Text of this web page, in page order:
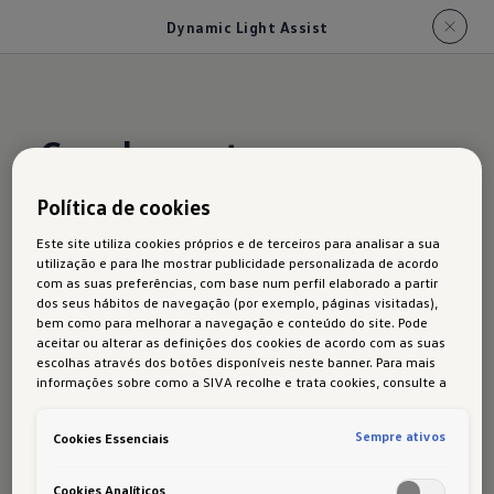
Dynamic Light Assist
Com luz certa - mas sem
encandear
A regulação dinâmica dos máximos"Dynamic
Light Assist" opcional assegura uma melhor
visibilidade à noite. O sistemareconheceos
à frente e desliga automaticamente
áreas
Política de cookies
Este site utiliza cookies próprios e de terceiros para analisar a sua
utilização e para lhe mostrar publicidade personalizada de acordo
com as suas preferências, com base num perfil elaborado a partir
dos seus hábitos de navegação (por exemplo, páginas visitadas),
bem como para melhorar a navegação e conteúdo do site. Pode
aceitar ou alterar as definições dos cookies de acordo com as suas
escolhas através dos botões disponíveis neste banner. Para mais
informações sobre como a SIVA recolhe e trata cookies, consulte a
Cookies Essenciais Sempre ativos
Cookies Analíticos